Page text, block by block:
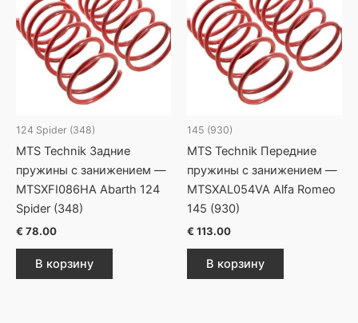
124 Spider (348)
MTS Technik Задние
пружины с занижением —
MTSXFI086HA Abarth 124
Spider (348)
€ 78.00
В корзину
145 (930)
MTS Technik Передние
пружины с занижением —
MTSXAL054VA Alfa Romeo
145 (930)
€ 113.00
В корзину